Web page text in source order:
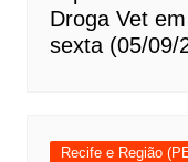
Droga Vet
sexta (05/09/
Recife e Região